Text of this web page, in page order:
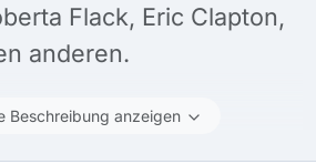
Flack, Eric Clapton,
anderen.
Beschreibung anzeigen